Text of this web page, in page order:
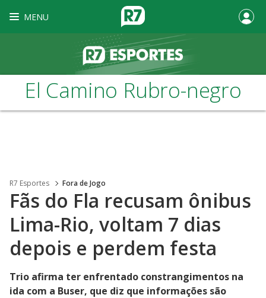
MENU
El Camino Rubro-negro
R7 Esportes Fora de Jogo
Fãs do Fla recusam ônibus
Lima-Rio, voltam 7 dias
depois e perdem festa
Trio afirma ter enfrentado constrangimentos na
ida com a Buser, que diz que informações são